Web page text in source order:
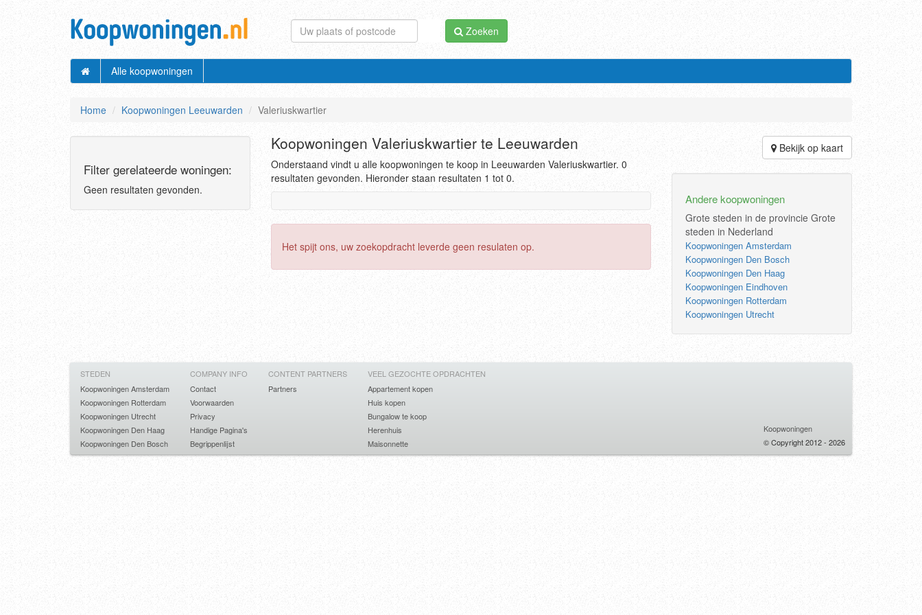
Zoeken
Alle koopwoningen
Home Koopwoningen Leeuwarden Valeriuskwartier
Koopwoningen Valeriuskwartier te Leeuwarden
Onderstaand vindt u alle koopwoningen te koop in Leeuwarden Valeriuskwartier. 0
resultaten gevonden. Hieronder staan resultaten 1 tot 0.
Het spijt ons, uw zoekopdracht leverde geen resulaten op.
Bekijk op kaart
Andere koopwoningen
Grote steden in de provincie Grote
steden in Nederland
Koopwoningen Amsterdam
Koopwoningen Den Bosch
Koopwoningen Den Haag
Koopwoningen Eindhoven
Koopwoningen Rotterdam
Koopwoningen Utrecht
Filter gerelateerde woningen:
Geen resultaten gevonden.
STEDEN
Koopwoningen Amsterdam
Koopwoningen Rotterdam
Koopwoningen Utrecht
Koopwoningen Den Haag
Koopwoningen Den Bosch
COMPANY INFO
Contact
Voorwaarden
Privacy
Handige Pagina's
Begrippenlijst
CONTENT PARTNERS
Partners
VEEL GEZOCHTE OPDRACHTEN
Appartement kopen
Huis kopen
Bungalow te koop
Herenhuis
Maisonnette
Koopwoningen
© Copyright 2012 - 2026